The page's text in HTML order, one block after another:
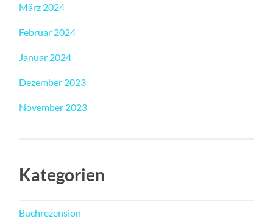
März 2024
Februar 2024
Januar 2024
Dezember 2023
November 2023
Kategorien
Buchrezension